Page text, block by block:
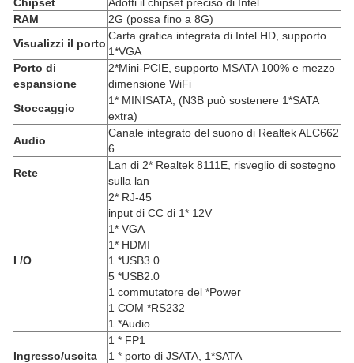
RAM
2G (possa fino a 8G)
Visualizzi il porto
Carta grafica integrata di Intel HD, supporto
1*VGA
Porto di
espansione
2*Mini-PCIE, supporto MSATA 100% e mezzo
dimensione WiFi
Stoccaggio
1* MINISATA, (N3B può sostenere 1*SATA
extra)
Audio
Canale integrato del suono di Realtek ALC662
6
Rete
Lan di 2* Realtek 8111E, risveglio di sostegno
sulla lan
I /O
2* RJ-45
input di CC di 1* 12V
1* VGA
1* HDMI
1 *USB3.0
5 *USB2.0
1 commutatore del *Power
1 COM *RS232
1 *Audio
Ingresso/uscita
1 * FP1
1 * porto di JSATA, 1*SATA